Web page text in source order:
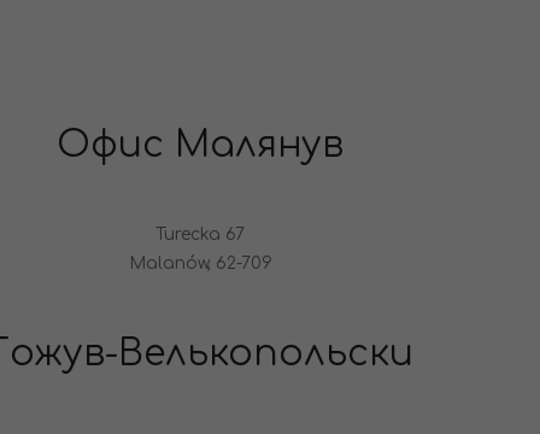
Офис Малянув
Turecka 67
Malanów, 62-709
Велькопольски